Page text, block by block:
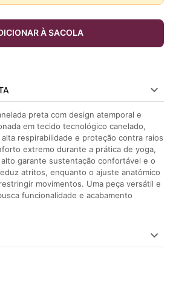
À SACOLA
preta com design atemporal e
em tecido tecnológico canelado,
respirabilidade e proteção contra raios
extremo durante a prática de yoga,
garante sustentação confortável e o
atritos, enquanto o ajuste anatômico
movimentos. Uma peça versátil e
funcionalidade e acabamento